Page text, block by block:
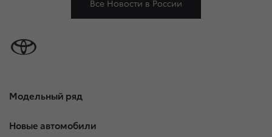
Все Новости в России
Модельный ряд
Новые автомобили